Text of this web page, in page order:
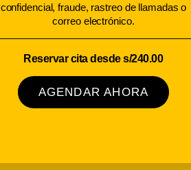
confidencial, fraude, rastreo de llamadas o
correo electrónico.
Reservar cita desde s/240.00
AGENDAR AHORA